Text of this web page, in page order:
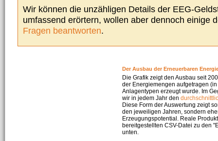
Wir können die unzähligen Details der EEG-
umfassend erörtern, wollen aber dennoch einige
Fragen beantworten.
Der Ausbau der Erneuerbaren
Die Grafik zeigt den Ausbau seit
der Energiemengen aufgetragen
Anlagentypen erzeugt wurde. Im
wir in jedem Jahr den
Diese Form der Auswertung zeigt
den jeweiligen Jahren, sondern
Erzeugungspotential. Reale
bereitgestellten CSV-Datei zu den
unten.